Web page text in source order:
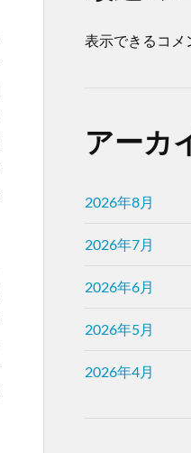
表示できるコメ
アーカ
2026年8月
2026年7月
2026年6月
2026年5月
2026年4月